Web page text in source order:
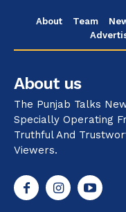
About Team
About us
The Punjab Talks
Specially Operating
Truthful And
Viewers.